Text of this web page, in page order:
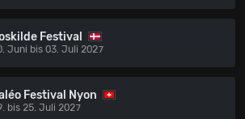
Festival
Juni bis 03. Juli 2027
Festival Nyon
bis 25. Juli 2027